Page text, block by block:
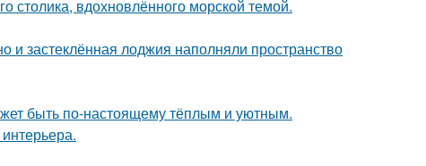
столика, вдохновлённого морской темой.
и застеклённая лоджия наполняли пространство
быть по-настоящему тёплым и уютным.